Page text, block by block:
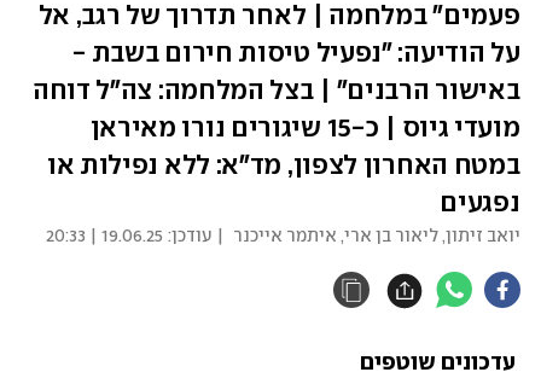
פעמים" במלחמה | לאחר תדרוך של רגב, אל
על הודיעה: "נפעיל טיסות חירום בשבת -
באישור הרבנים" | בצל המלחמה: צה"ל דוחה
מועדי גיוס | כ-15 שיגורים נורו מאיראן
במטח האחרון לצפון, מד"א: ללא נפילות או
נפגעים
יואב זיתון, ליאור בן ארי, איתמר אייכנר | עודכן: 19.06.25 | 20:33
עדכונים שוטפים